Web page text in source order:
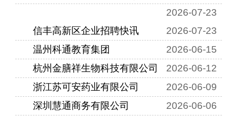
2026-07-23
信丰高新区企业招聘快讯
2026-07-23
温州科通教育集团
2026-06-15
杭州金膳祥生物科技有限公司
2026-06-12
浙江苏可安药业有限公司
2026-06-09
深圳慧通商务有限公司
2026-06-06